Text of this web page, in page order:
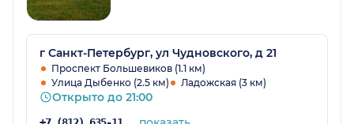
г Санкт-Петербург, ул Чудновского, д 21
Проспект Большевиков (1.1 км)
Улица Дыбенко (2.5 км)
Ладожская (3 км)
Открыто до 21:00